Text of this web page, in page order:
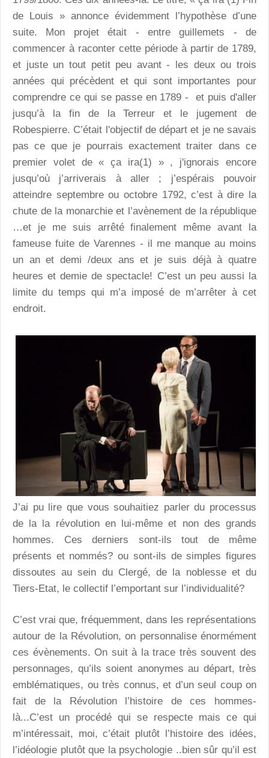
de Louis » annonce évidemment l’hypothèse d’une
suite. Mon projet était - entre guillemets - de
commencer à raconter cette période à partir de 1789,
et juste un tout petit peu avant - les deux ou trois
années qui précèdent et qui sont importantes pour
comprendre ce qui se passe en 1789 - et puis d'aller
jusqu’à la fin de la Terreur et le jugement de
Robespierre. C’était l'objectif de départ et je ne savais
pas ce que je pourrais exactement traiter dans ce
premier volet de « ça ira(1) » , j'ignorais encore
jusqu’où j’arriverais à aller ; j’espérais pouvoir
atteindre septembre ou octobre 1792, c’est à dire la
chute de la monarchie et l’avènement de la république
…et je me suis arrêté finalement même avant la
fameuse fuite de Varennes - il me manque au moins
un an et demi /deux ans et je suis déjà à quatre
heures et demie de spectacle! C’est un peu aussi la
limite du temps qui m’a imposé de m’arrêter à cet
endroit.
J’ai pu lire que vous souhaitiez parler du processus
de la la révolution en lui-même et non des grands
hommes. Ces derniers sont-ils tout de même
présents et nommés? ou sont-ils de simples figures
dissoutes au sein du Clergé, de la noblesse et du
Tiers-Etat, le collectif l’emportant sur l’individualité?
C’est vrai que, fréquemment, dans les représentations
autour de la Révolution, on personnalise énormément
ces évènements. On suit à la trace très souvent des
personnages, qu’ils soient anonymes au départ, très
emblématiques, ou très connus, et d’un seul coup on
fait de la Révolution l’histoire de ces hommes-
là...C’est un procédé qui se respecte mais ce qui
m’intéressait, moi, c’était plutôt l’histoire des idées,
l’idéologie plutôt que la psychologie ..bien sûr qu’il est